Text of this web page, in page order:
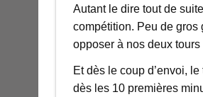
Autant le dire tout de
compétition. Peu de gros
opposer à nos deux
Et dès le coup d’envoi,
dès les 10 premières